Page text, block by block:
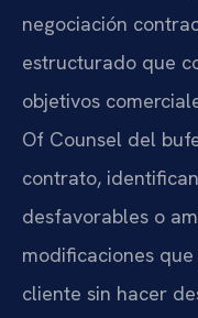
negociación
estructurado que
objetivos
Of Counsel del
contrato,
desfavorables o
modificaciones
cliente sin hacer